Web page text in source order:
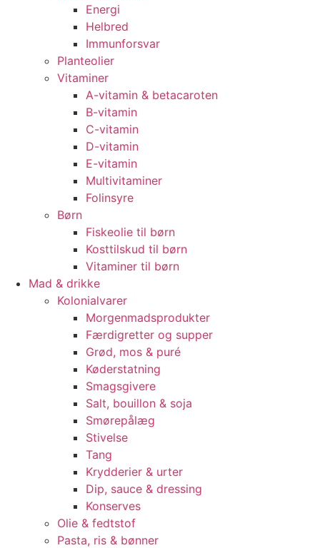
Energi
Helbred
Immunforsvar
Planteolier
Vitaminer
A-vitamin & betacaroten
B-vitamin
C-vitamin
D-vitamin
E-vitamin
Multivitaminer
Folinsyre
Børn
Fiskeolie til børn
Kosttilskud til børn
Vitaminer til børn
Mad & drikke
Kolonialvarer
Morgenmadsprodukter
Færdigretter og supper
Grød, mos & puré
Køderstatning
Smagsgivere
Salt, bouillon & soja
Smørepålæg
Stivelse
Tang
Krydderier & urter
Dip, sauce & dressing
Konserves
Olie & fedtstof
Pasta, ris & bønner